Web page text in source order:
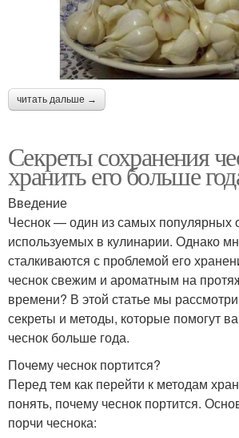
читать дальше →
Секреты сохранения
хранить его больше
Введение
Чеснок — один из самых популярных
используемых в кулинарии. Однако
сталкиваются с проблемой его
чеснок свежим и ароматным на
времени? В этой статье мы
секреты и методы, которые помогут
чеснок больше года.
Почему чеснок портится?
Перед тем как перейти к методам
понять, почему чеснок портится.
порчи чеснока: